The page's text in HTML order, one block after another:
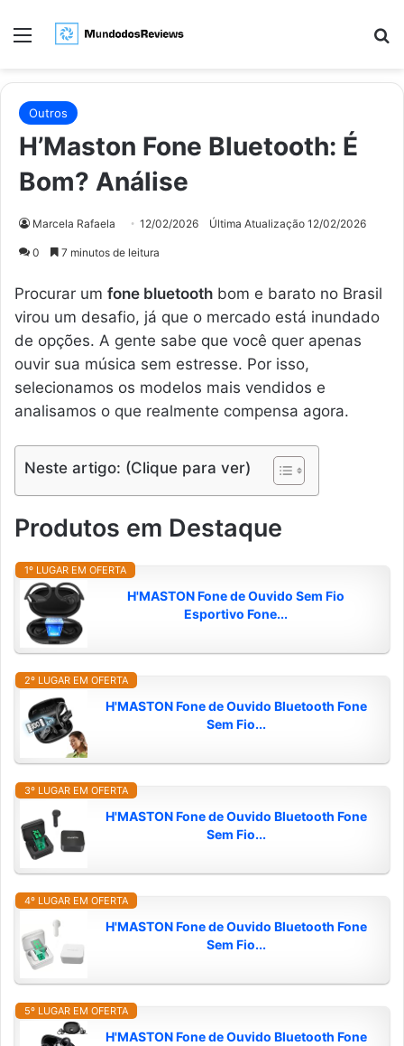
Menu
Outros
H’Maston Fone Bluetooth: É
Bom? Análise
Marcela Rafaela 12/02/2026 Última Atualização 12/02/2026
0 7 minutos de leitura
Procurar um fone bluetooth bom e barato no Brasil
virou um desafio, já que o mercado está inundado
de opções. A gente sabe que você quer apenas
ouvir sua música sem estresse. Por isso,
selecionamos os modelos mais vendidos e
analisamos o que realmente compensa agora.
Neste artigo: (Clique para ver)
Produtos em Destaque
1º LUGAR EM OFERTA
H'MASTON Fone de Ouvido Sem Fio
Esportivo Fone...
2º LUGAR EM OFERTA
H'MASTON Fone de Ouvido Bluetooth Fone
Sem Fio...
3º LUGAR EM OFERTA
H'MASTON Fone de Ouvido Bluetooth Fone
Sem Fio...
4º LUGAR EM OFERTA
H'MASTON Fone de Ouvido Bluetooth Fone
Sem Fio...
5º LUGAR EM OFERTA
H'MASTON Fone de Ouvido Bluetooth Fone